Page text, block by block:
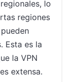
lo
regiones
Esta es la
la VPN
extensa.